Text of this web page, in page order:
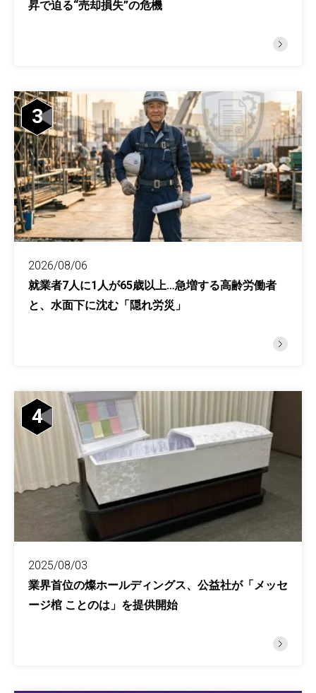
昇で迫る“売却損失”の危機
3
2026/08/06
就業者7人に1人が65歳以上…急増する高齢労働者
と、水面下に沈む「隠れ労災」
4
2025/08/03
業界首位の燦ホールディングス、公益社が「メッセ
ージ棺 ことのは」を提供開始